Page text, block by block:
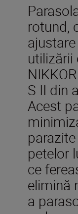
rotund,
utilizării
S II din
Acest
petelor
ce
elimină
a